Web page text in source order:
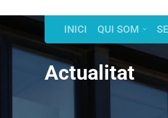
INICI QUI SOM
Actualitat